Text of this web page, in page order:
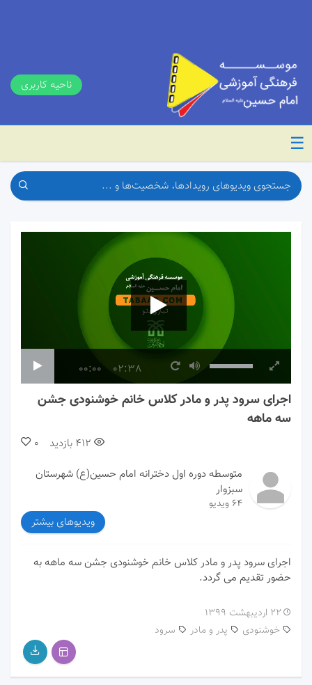
ناحیه کاربری
☰
00:00 02:38
اجرای سرود پدر و مادر کلاس خانم خوشنودی جشن
سه ماهه
0 412 بازدید
متوسطه دوره اول دخترانه امام حسین(ع) شهرستان
سبزوار
64 ویدیو
ویدیوهای بیشتر
اجرای سرود پدر و مادر کلاس خانم خوشنودی جشن سه ماهه به
حضور تقدیم می گردد.
۲۲ اردیبهشت ۱۳۹۹
پدر و مادر
خوشنودی سرود